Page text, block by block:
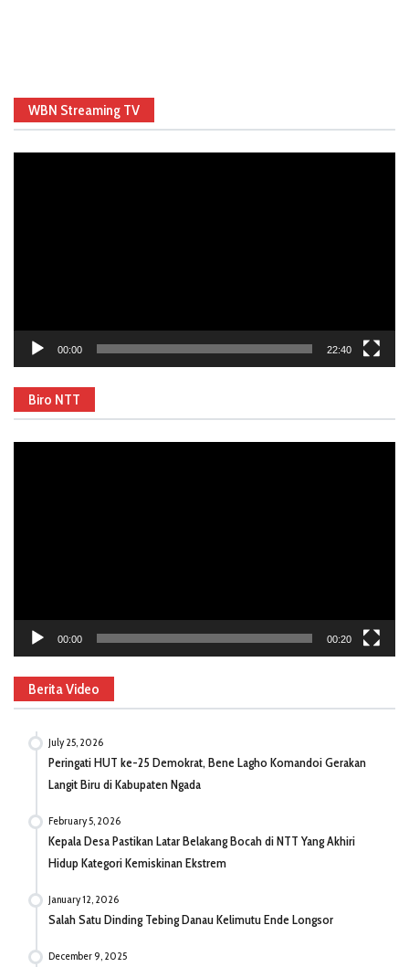
WBN Streaming TV
00:00 22:40
Biro NTT
00:00 00:20
Berita Video
July 25, 2026
Peringati HUT ke-25 Demokrat, Bene Lagho Komandoi Gerakan
Langit Biru di Kabupaten Ngada
February 5, 2026
Kepala Desa Pastikan Latar Belakang Bocah di NTT Yang Akhiri
Hidup Kategori Kemiskinan Ekstrem
January 12, 2026
Salah Satu Dinding Tebing Danau Kelimutu Ende Longsor
December 9, 2025